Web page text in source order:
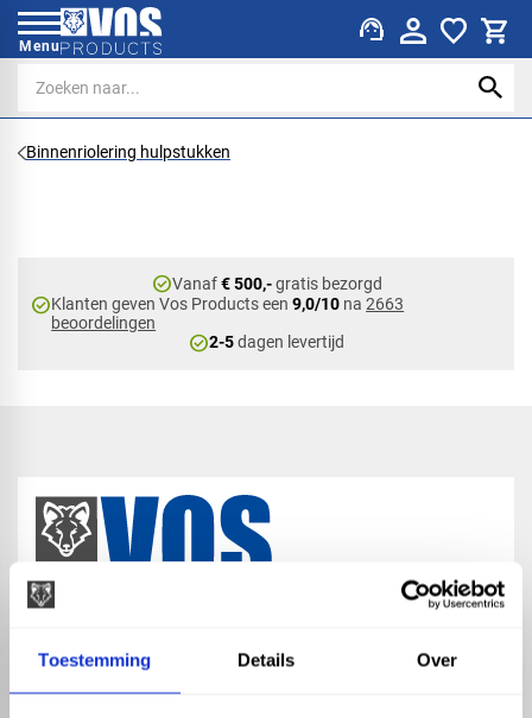
Toestemming Details Over
Menu support_agent
Binnenriolering hulpstukken
check_circleVanaf€ 500,-gratis bezorgd
check_circleKlanten geven Vos Products een9,0/10 na2663
beoordelingen
check_circle2-5dagen levertijd
phone_enabled +31 416 75 02 55
mail info@vosproducts.nl